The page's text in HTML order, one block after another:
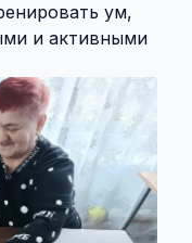
ум,
и активными